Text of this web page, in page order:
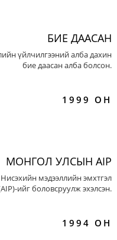
БИЕ ДААСАН
үйлчилгээний алба дахин
бие даасан алба болсон.
1999 ОН
МОНГОЛ УЛСЫН AIP
мэдээллийн эмхтгэл
ийг боловсруулж эхэлсэн.
1994 ОН